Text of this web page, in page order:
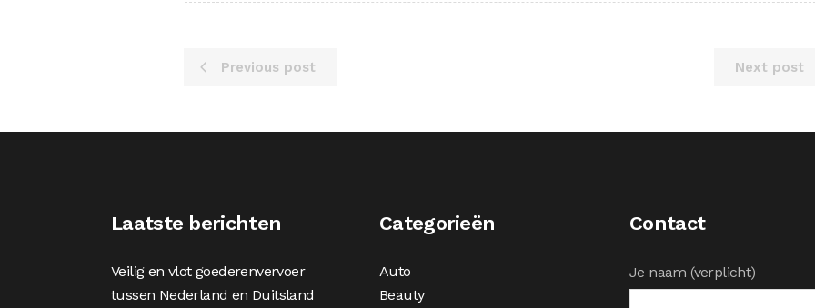
Previous post Next post
Laatste berichten
Veilig en vlot goederenvervoer
tussen Nederland en Duitsland
Categorieën
Auto
Beauty
Contact
Je naam (verplicht)